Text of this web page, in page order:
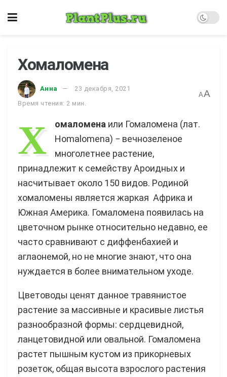
Хомаломена
Анна
23 декабря, 2021
Время чтения: 2 мин.
AA
Х омаломена или Гомаломена (лат.
Homalomena) − вечнозеленое
многолетнее растение,
принадлежит к семейству Ароидных и
насчитывает около 150 видов. Родиной
хомаломены является жаркая Африка и
Южная Америка. Гомаломена появилась на
цветочном рынке относительно недавно, ее
часто сравнивают с диффенбахией и
аглаонемой, но не многие знают, что она
нуждается в более внимательном уходе.
Цветоводы ценят данное травянистое
растение за массивные и красивые листья
разнообразной формы: сердцевидной,
ланцетовидной или овальной. Гомаломена
растет пышным кустом из прикорневых
розеток, общая высота взрослого растения